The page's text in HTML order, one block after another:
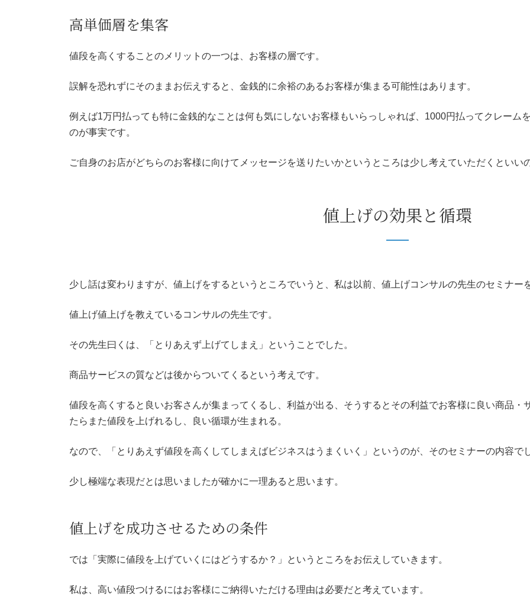
高単価層を集客
値段を高くすることのメリットの一つは、お客様の層です。
誤解を恐れずにそのままお伝えすると、金銭的に余裕のあるお客様が集まる可能性はあります。
例えば1万円払っても特に金銭的なことは何も気にしないお客様もいらっしゃれば、1000円払ってクレーム
のが事実です。
ご自身のお店がどちらのお客様に向けてメッセージを送りたいかというところは少し考えていただくといい
値上げの効果と循環
少し話は変わりますが、値上げをするというところでいうと、私は以前、値上げコンサルの先生のセミナー
値上げ値上げを教えているコンサルの先生です。
その先生曰くは、「とりあえず上げてしまえ」ということでした。
商品サービスの質などは後からついてくるという考えです。
値段を高くすると良いお客さんが集まってくるし、利益が出る、そうするとその利益でお客様に良い商品・
たらまた値段を上げれるし、良い循環が生まれる。
なので、「とりあえず値段を高くしてしまえばビジネスはうまくいく」というのが、そのセミナーの内容で
少し極端な表現だとは思いましたが確かに一理あると思います。
値上げを成功させるための条件
では「実際に値段を上げていくにはどうするか？」というところをお伝えしていきます。
私は、高い値段つけるにはお客様にご納得いただける理由は必要だと考えています。